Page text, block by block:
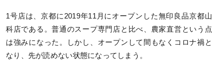
1号店は、京都に2019年11月にオープンした無印良品京都山
科店である。普通のスープ専門店と比べ、農家直営という点
は強みになった。しかし、オープンして間もなくコロナ禍と
なり、先が読めない状態になってしまう。